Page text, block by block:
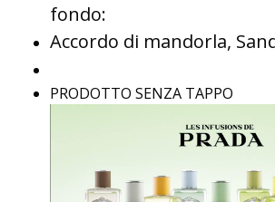
fondo:
Accordo di mandorla,
PRODOTTO SENZA TAPPO